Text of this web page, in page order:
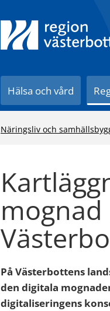
Hälsa och vård
Näringsliv och
På Västerbottens
den digitala
digitaliseringens